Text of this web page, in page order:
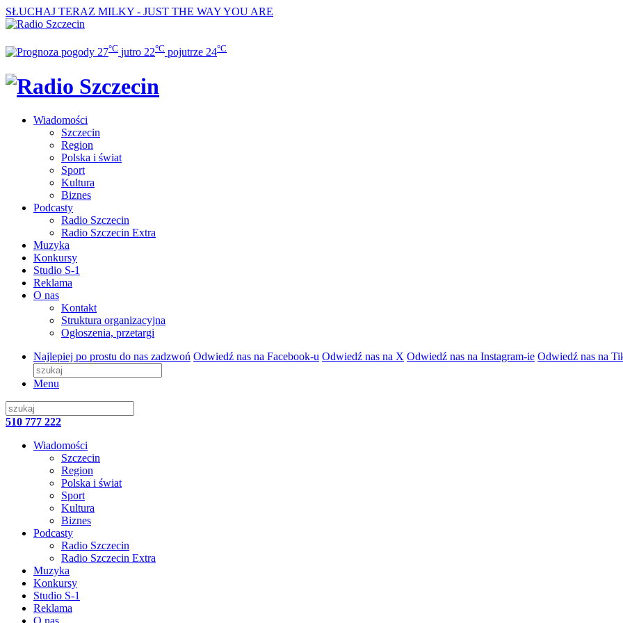
SŁUCHAJ TERAZ MILKY - JUST THE WAY YOU ARE
27°C jutro 22°C pojutrze 24°C
Wiadomości
Szczecin
Region
Polska i świat
Sport
Kultura
Biznes
Podcasty
Radio Szczecin
Radio Szczecin Extra
Muzyka
Konkursy
Studio S-1
Reklama
O nas
Kontakt
Struktura organizacyjna
Ogłoszenia, przetargi
Najlepiej po prostu do nas zadzwoń Odwiedź nas na Facebook-u Odwiedź nas na X Odwiedź nas na Instagram-ie Odwiedź nas na
Menu
510 777 222
Wiadomości
Szczecin
Region
Polska i świat
Sport
Kultura
Biznes
Podcasty
Radio Szczecin
Radio Szczecin Extra
Muzyka
Konkursy
Studio S-1
Reklama